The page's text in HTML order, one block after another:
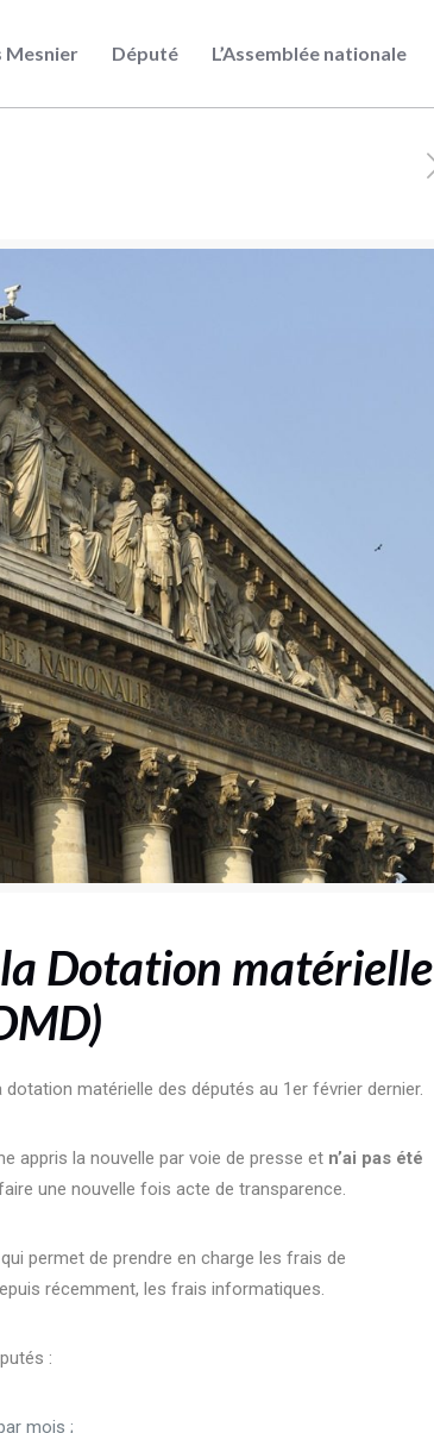
Mesnier Député L’Assemblée nationale
Dotation matérielle
matérielle des députés au 1er février dernier.
appris la nouvelle par voie de presse et n’ai pas été
une nouvelle fois acte de transparence.
qui permet de prendre en charge les frais de
récemment, les frais informatiques.
:
mois ;